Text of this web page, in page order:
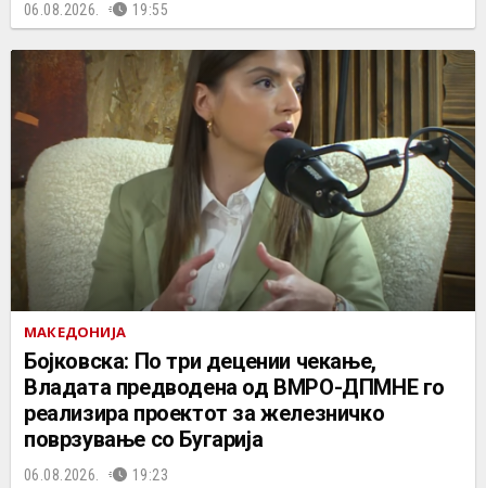
06.08.2026. 19:55
МАКЕДОНИЈА
Бојковска: По три децении чекање,
Владата предводена од ВМРО-ДПМНЕ го
реализира проектот за железничко
поврзување со Бугарија
06.08.2026. 19:23